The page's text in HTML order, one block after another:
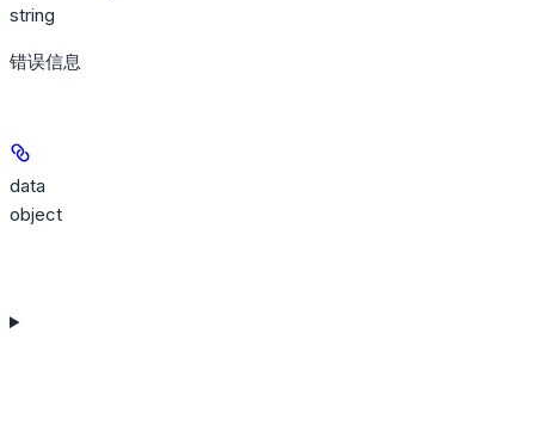
string
错误信息
data
object